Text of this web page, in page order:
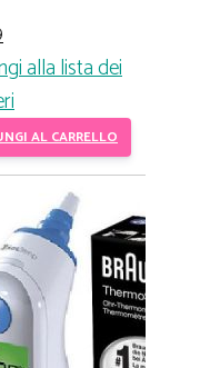
alla lista dei
AL CARRELLO